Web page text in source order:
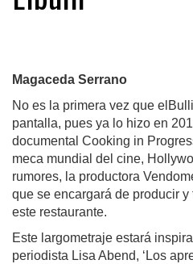
Magaceda Serrano
No es la primera vez que
pantalla, pues ya lo hizo en
documental Cooking in
meca mundial del cine,
rumores, la productora
que se encargará de producir
este restaurante.
Este largometraje estará
periodista Lisa Abend, ‘Los